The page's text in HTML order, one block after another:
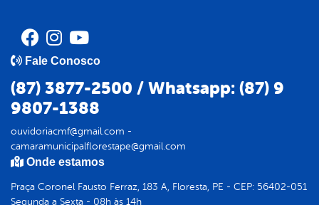
Fale Conosco
(87) 3877-2500 / Whatsapp: (87) 9
9807-1388
ouvidoriacmf@gmail.com -
camaramunicipalflorestape@gmail.com
Onde estamos
Praça Coronel Fausto Ferraz, 183 A, Floresta, PE - CEP: 56402-051
Segunda a Sexta - 08h às 14h